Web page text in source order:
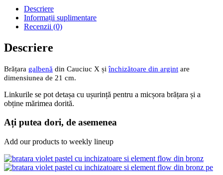
Descriere
Informații suplimentare
Recenzii (0)
Descriere
Brățara galbenă din Cauciuc X șiînchizătoare din argint are
dimensiunea de 21 cm.
Linkurile se pot detașa cu ușurință pentru a micșora brățara și a
obține mărimea dorită.
Ați putea dori, de asemenea
Add our products to weekly lineup